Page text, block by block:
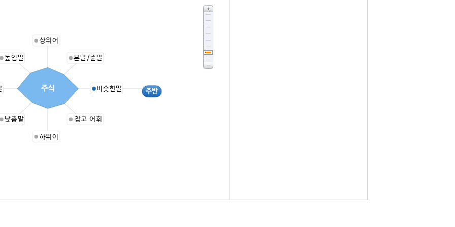
상위어
본말/준말
주반
비슷한말
참고 어휘
하위어
낮춤말
높임말
주식